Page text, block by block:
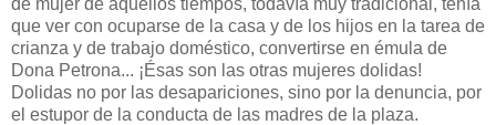
que ver con ocuparse de la casa y de los hijos en la tarea de
crianza y de trabajo doméstico, convertirse en émula de
Dona Petrona... ¡Ésas son las otras mujeres dolidas!
Dolidas no por las desapariciones, sino por la denuncia, por
el estupor de la conducta de las madres de la plaza.